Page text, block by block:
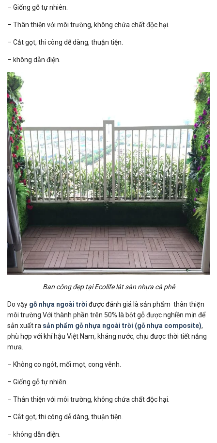
– Giống gỗ tự nhiên.
– Thân thiện với môi trường, không chứa chất độc hại.
– Cắt gọt, thi công dễ dàng, thuận tiện.
– không dẫn điện.
Ban công đẹp tại Ecolife lát sàn nhựa cà phê
Do vậy gỗ nhựa ngoài trời được đánh giá là sản phẩm thân thiện
môi trường.Với thành phần trên 50% là bột gỗ được nghiền mịn để
sản xuất ra sản phẩm gỗ nhựa ngoài trời (gỗ nhựa composite),
phù hợp với khí hậu Việt Nam, kháng nước, chịu được thời tiết nắng
mưa.
– Không co ngót, mối mọt, cong vênh.
– Giống gỗ tự nhiên.
– Thân thiện với môi trường, không chứa chất độc hại.
– Cắt gọt, thi công dễ dàng, thuận tiện.
– không dẫn điện.